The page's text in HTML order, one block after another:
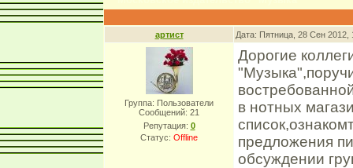
артист Дата: Пятница, 28 Сен
Группа: Пользователи
Сообщений: 21
Репутация: 0
Статус: Offline
Дорогие
в нотных
предложения
обсуждении